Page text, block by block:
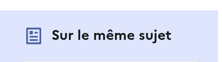
Sur le même sujet